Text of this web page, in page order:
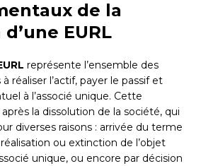
de la
EURL
représente l’ensemble des
réaliser l’actif, payer le passif et
à l’associé unique. Cette
la dissolution de la société, qui
diverses raisons : arrivée du terme
ou extinction de l’objet
unique, ou encore par décision